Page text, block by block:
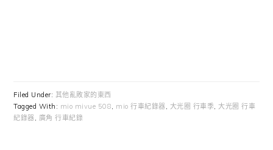
Filed Under: 其他亂敗家的東西
Tagged With: mio mivue 508, mio 行車紀錄器, 大光圈 行車季, 大光圈 行車
紀錄器, 廣角 行車紀錄